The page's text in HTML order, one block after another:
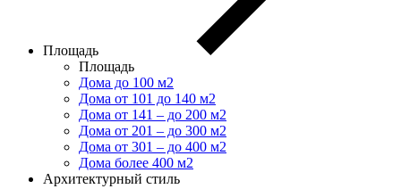
Площадь
Площадь
Дома до 100 м2
Дома от 101 до 140 м2
Дома от 141 – до 200 м2
Дома от 201 – до 300 м2
Дома от 301 – до 400 м2
Дома более 400 м2
Архитектурный стиль